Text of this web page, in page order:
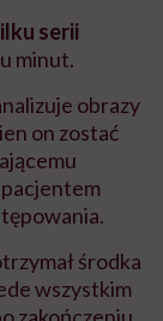
serii
minut.
obrazy
on zostać
środka
wszystkim